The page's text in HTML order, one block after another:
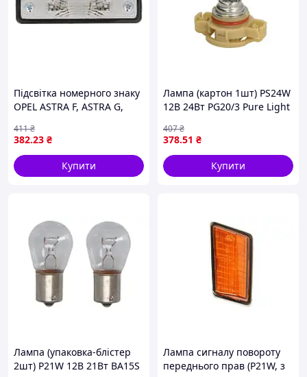
Підсвітка номерного знаку
OPEL ASTRA F, ASTRA G,
OMEGA B, SIGNUM, VECTRA
B, VECTRA C 09.86-10.10
BLIC
382.23 ₴
411₴
Купити
Лампа (картон 1шт) PS24W
12В 24Вт PG20/3 Pure Light
378.51 ₴
407₴
Купити
Лампа (упаковка-блістер
2шт) P21W 12В 21Вт BA15S
Лампа сигналу повороту
переднього прав (P21W, з